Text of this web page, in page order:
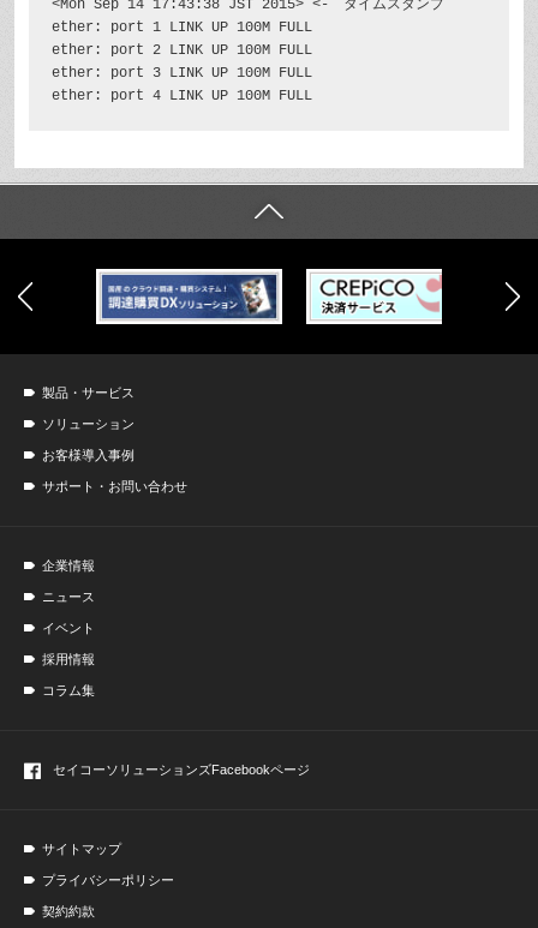
<Mon Sep 14 17:43:38 JST 2015> <-　タイムスタンプ
ether: port 1 LINK UP 100M FULL
ether: port 2 LINK UP 100M FULL
ether: port 3 LINK UP 100M FULL
製品・サービス
ソリューション
お客様導入事例
サポート・お問い合わせ
企業情報
ニュース
イベント
採用情報
コラム集
セイコーソリューションズFacebookページ
サイトマップ
プライバシーポリシー
契約約款